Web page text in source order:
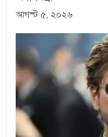
আগস্ট ৫, ২০২৬